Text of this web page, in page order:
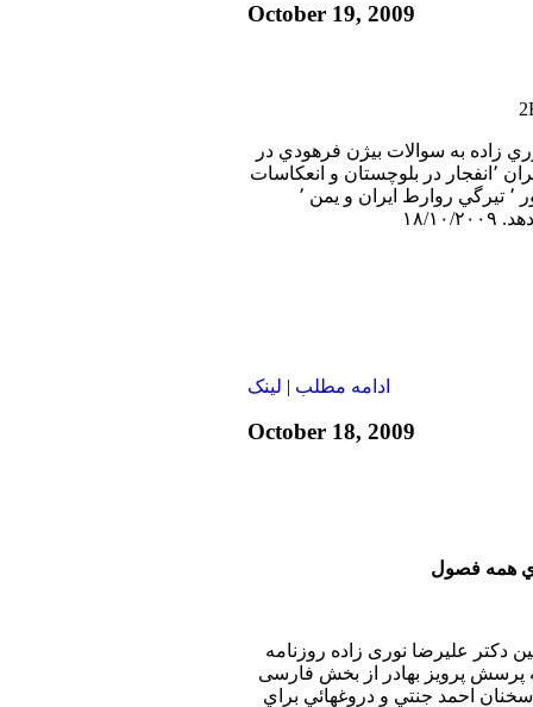
October 19, 2009
زاده به سوالات بيژن فرهودي در
رابطه با٬ آخرين تحولات ايران ٬انفجار در بلوچستان و انعكاسات
آن در صحنه سياسي كشور ٬ تيرگي روارط ايران و يمن ٬
ادامه مطلب | لينک
October 18, 2009
دکتر عليرضا نوری زاده روزنامه
پرسش پرويز بهادر از بخش فارسی
احمد جنتي و دروغهائي براي